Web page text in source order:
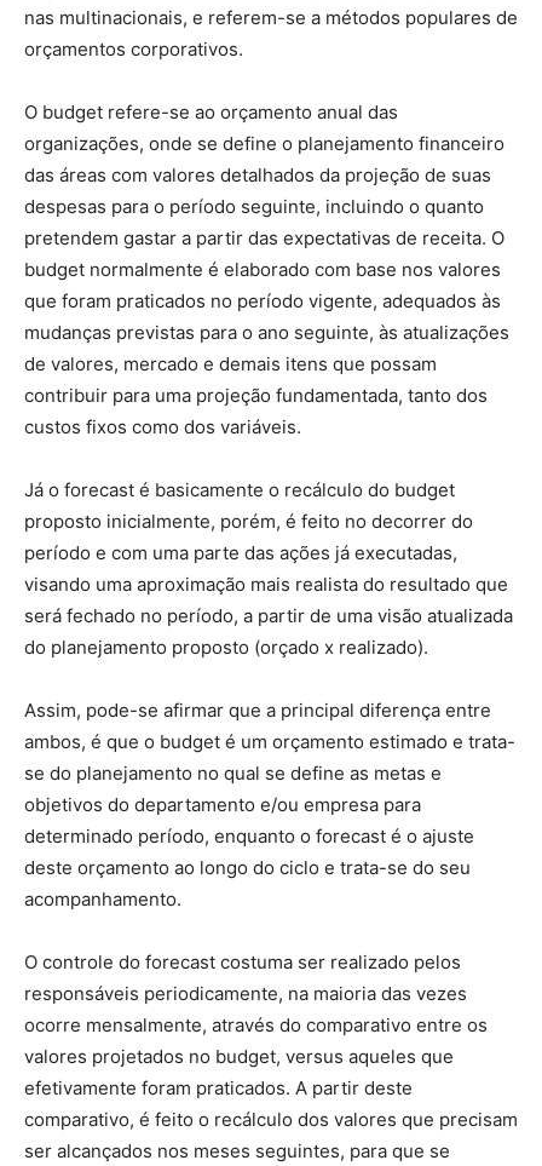
nas multinacionais, e referem-se a métodos populares de
orçamentos corporativos.
O budget refere-se ao orçamento anual das
organizações, onde se define o planejamento financeiro
das áreas com valores detalhados da projeção de suas
despesas para o período seguinte, incluindo o quanto
pretendem gastar a partir das expectativas de receita. O
budget normalmente é elaborado com base nos valores
que foram praticados no período vigente, adequados às
mudanças previstas para o ano seguinte, às atualizações
de valores, mercado e demais itens que possam
contribuir para uma projeção fundamentada, tanto dos
custos fixos como dos variáveis.
Já o forecast é basicamente o recálculo do budget
proposto inicialmente, porém, é feito no decorrer do
período e com uma parte das ações já executadas,
visando uma aproximação mais realista do resultado que
será fechado no período, a partir de uma visão atualizada
do planejamento proposto (orçado x realizado).
Assim, pode-se afirmar que a principal diferença entre
ambos, é que o budget é um orçamento estimado e trata-
se do planejamento no qual se define as metas e
objetivos do departamento e/ou empresa para
determinado período, enquanto o forecast é o ajuste
deste orçamento ao longo do ciclo e trata-se do seu
acompanhamento.
O controle do forecast costuma ser realizado pelos
responsáveis periodicamente, na maioria das vezes
ocorre mensalmente, através do comparativo entre os
valores projetados no budget, versus aqueles que
efetivamente foram praticados. A partir deste
comparativo, é feito o recálculo dos valores que precisam
ser alcançados nos meses seguintes, para que se